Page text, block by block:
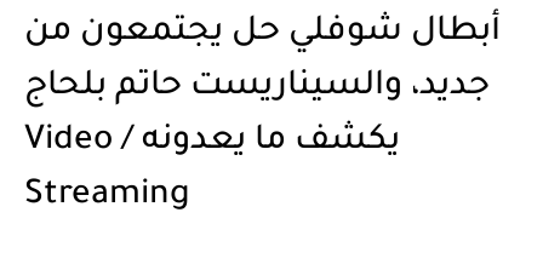
أبطال شوفلي حل يجتمعون من
جديد، والسيناريست حاتم بلحاج
يكشف ما يعدونه / Video
Streaming